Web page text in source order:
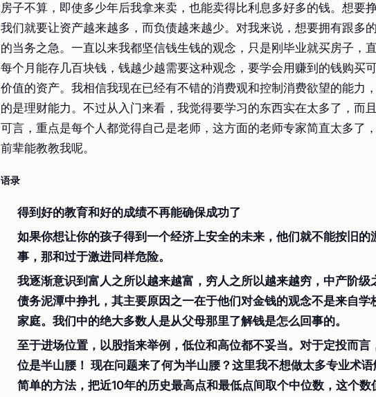
房子不算，即使多少年后我拿来卖，也能卖得比利息多好多的钱。想要
我们就要让资产越来越多，而负债越来越少。对我来说，想要拥有跟多
的当务之急。一直以来我都坚信钱生钱的观念，只是刚毕业就买房子，
每个月能存几百块钱，钱越少越需要这种观念，要学会用赚到的钱购买
价值的资产。我相信我现在已经有不错的消费观和控制消费欲望的能力
的是理财能力。不过从入门来看，我觉得要学习的东西实在太多了，而
可言，重点是每个人都觉得自己是老师，这方面的老师专家简直太多了
前辈能教教我呢。
语录
得到好的教育和好的成绩不再能确保成功了
如果你想让你的孩子得到一个经济上安全的未来，他们就不能按旧的
事，那和过于激进同样危险。
我逐渐意识到富人之所以越来越富，穷人之所以越来越穷，中产阶级
债务泥潭中挣扎，其主要原因之一在于他们对金钱的观念不是来自学
家庭。我们中的绝大多数人是从父母那里了解钱是怎么回事的。
至于进场位置，以股指来举例，低位和高位都不妥当。对于定投而言
位是半山腰！ 现在问题来了何为半山腰？这里我不想做太多专业术
简单的方法，把近10年的历史最高点和最低点间取个中位数，这个数